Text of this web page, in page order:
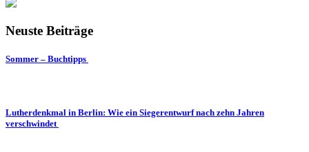
Neuste Beiträge
Sommer – Buchtipps
Lutherdenkmal in Berlin: Wie ein Siegerentwurf nach zehn Jahren
verschwindet